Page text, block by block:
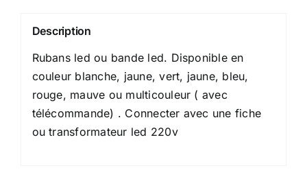
Description
Rubans led ou bande led. Disponible en
couleur blanche, jaune, vert, jaune, bleu,
rouge, mauve ou multicouleur ( avec
télécommande) . Connecter avec une fiche
ou transformateur led 220v